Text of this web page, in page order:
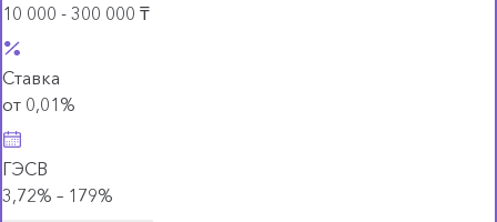
10 000 - 300 000 ₸
Ставка
от 0,01%
ГЭСВ
3,72% – 179%